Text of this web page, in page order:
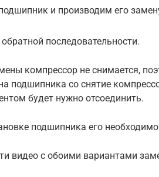
и производим его
последовательности.
компрессор не снимается,
подшипника со снятие
будет нужно отсоединить.
подшипника его
видео с обоими вариантами